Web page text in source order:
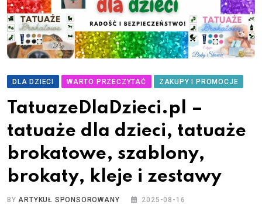
DLA DZIECI WARTO PRZECZYTAĆ ZAKUPY I PROMOCJE
TatuazeDlaDzieci.pl –
tatuaże dla dzieci, tatuaże
brokatowe, szablony,
brokaty, kleje i zestawy
BYARTYKUŁ SPONSOROWANY 2025-08-16